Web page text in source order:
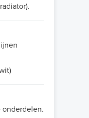
onderdelen.